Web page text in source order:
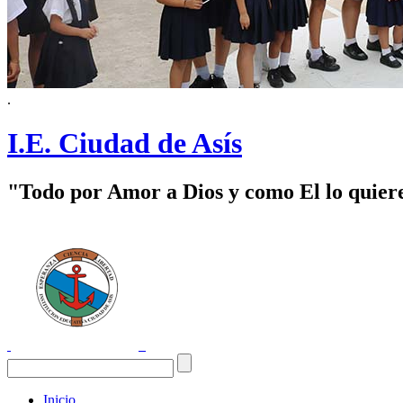
.
I.E. Ciudad de Asís
"Todo por Amor a Dios y como El lo
Inicio